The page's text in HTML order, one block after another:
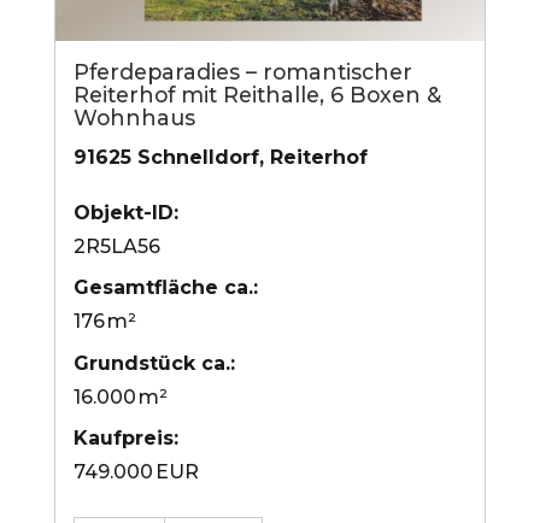
Pferdeparadies – romantischer
Reiterhof mit Reithalle, 6 Boxen &
Wohnhaus
91625 Schnelldorf, Reiterhof
Objekt-ID:
2R5LA56
Gesamtfläche ca.:
176 m²
Grund­stück ca.:
16.000 m²
Kaufpreis:
749.000 EUR